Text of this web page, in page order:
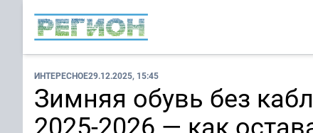
ИНТЕРЕСНОЕ29.12.2025, 15:45
Зимняя обувь без
2025-2026 — как